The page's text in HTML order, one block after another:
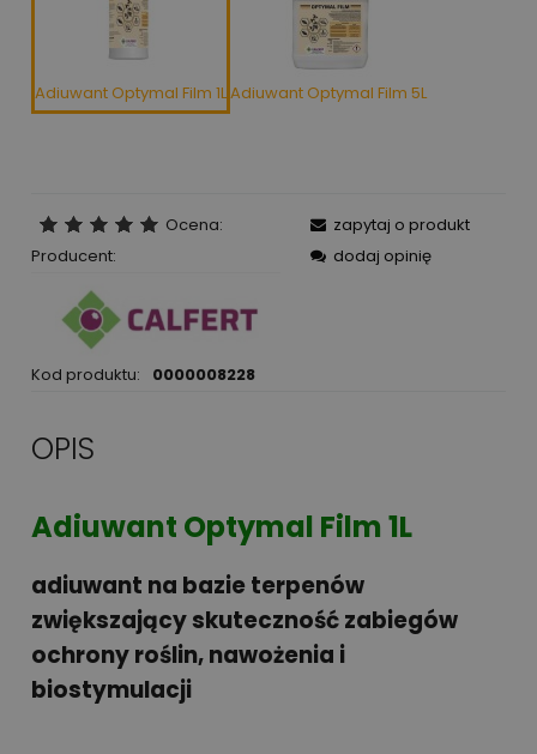
Adiuwant Optymal Film 1LAdiuwant Optymal Film 5L
Ocena:
Producent:
Kod produktu: 0000008228
zapytaj o produkt
dodaj opinię
OPIS
Adiuwant Optymal Film 1L
adiuwant na bazie terpenów
zwiększający skuteczność zabiegów
ochrony roślin, nawożenia i
biostymulacji